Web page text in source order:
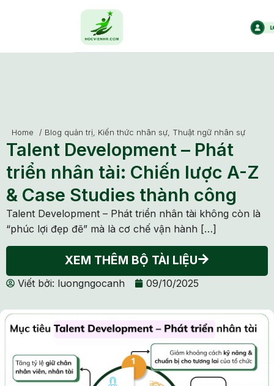
Home / Blog quản trị Kiến thức nhân sự Thuật ngữ nhân sự
Talent Development – Phát
triển nhân tài: Chiến lược A-Z
& Case Studies thành công
Talent Development – Phát triển nhân tài không còn là
“phúc lợi đẹp đẽ” mà là cơ chế vận hành […]
XEM THÊM BỘ TÀI LIỆU
Viết bởi: luongngocanh 09/10/2025